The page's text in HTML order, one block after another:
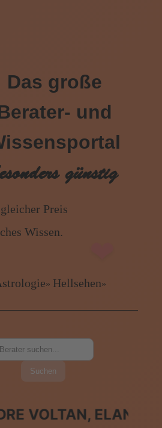
❤
Das große
und
günstig
* Handy und Festnetz
Wissen.
» Hellsehen»
Suchen
ELANA